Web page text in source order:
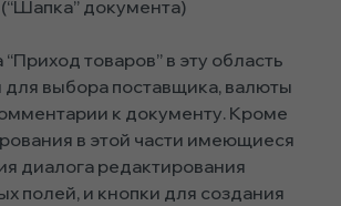
(“Шапка” документа)
товаров” в эту область
выбора поставщика, валюты
к документу. Кроме
в этой части имеющиеся
диалога редактирования
полей, и кнопки для создания